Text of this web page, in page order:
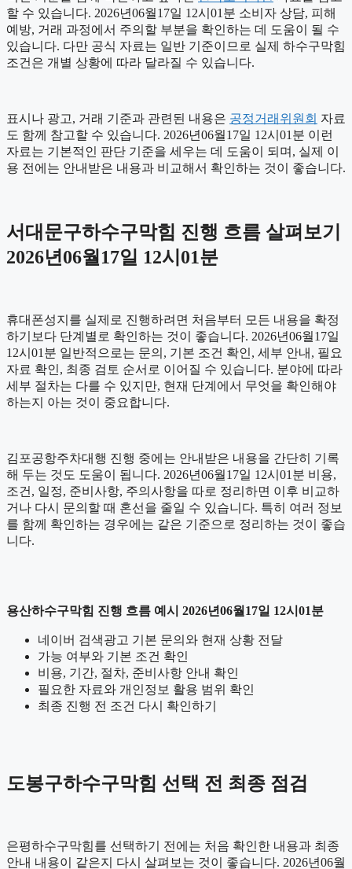
할 수 있습니다. 2026년06월17일 12시01분 소비자 상담, 피해
예방, 거래 과정에서 주의할 부분을 확인하는 데 도움이 될 수
있습니다. 다만 공식 자료는 일반 기준이므로 실제 하수구막힘
조건은 개별 상황에 따라 달라질 수 있습니다.
표시나 광고, 거래 기준과 관련된 내용은 공정거래위원회 자료
도 함께 참고할 수 있습니다. 2026년06월17일 12시01분 이런
자료는 기본적인 판단 기준을 세우는 데 도움이 되며, 실제 이
용 전에는 안내받은 내용과 비교해서 확인하는 것이 좋습니다.
서대문구하수구막힘 진행 흐름 살펴보기
2026년06월17일 12시01분
휴대폰성지를 실제로 진행하려면 처음부터 모든 내용을 확정
하기보다 단계별로 확인하는 것이 좋습니다. 2026년06월17일
12시01분 일반적으로는 문의, 기본 조건 확인, 세부 안내, 필요
자료 확인, 최종 검토 순서로 이어질 수 있습니다. 분야에 따라
세부 절차는 다를 수 있지만, 현재 단계에서 무엇을 확인해야
하는지 아는 것이 중요합니다.
김포공항주차대행 진행 중에는 안내받은 내용을 간단히 기록
해 두는 것도 도움이 됩니다. 2026년06월17일 12시01분 비용,
조건, 일정, 준비사항, 주의사항을 따로 정리하면 이후 비교하
거나 다시 문의할 때 혼선을 줄일 수 있습니다. 특히 여러 정보
를 함께 확인하는 경우에는 같은 기준으로 정리하는 것이 좋습
니다.
용산하수구막힘 진행 흐름 예시 2026년06월17일 12시01분
네이버 검색광고 기본 문의와 현재 상황 전달
가능 여부와 기본 조건 확인
비용, 기간, 절차, 준비사항 안내 확인
필요한 자료와 개인정보 활용 범위 확인
최종 진행 전 조건 다시 확인하기
도봉구하수구막힘 선택 전 최종 점검
은평하수구막힘를 선택하기 전에는 처음 확인한 내용과 최종
안내 내용이 같은지 다시 살펴보는 것이 좋습니다. 2026년06월